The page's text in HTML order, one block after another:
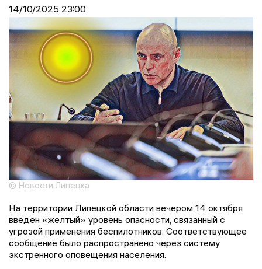
14/10/2025 23:00
© Новости Липецка
На территории Липецкой области вечером 14 октября
введен «желтый» уровень опасности, связанный с
угрозой применения беспилотников. Соответствующее
сообщение было распространено через систему
экстренного оповещения населения.